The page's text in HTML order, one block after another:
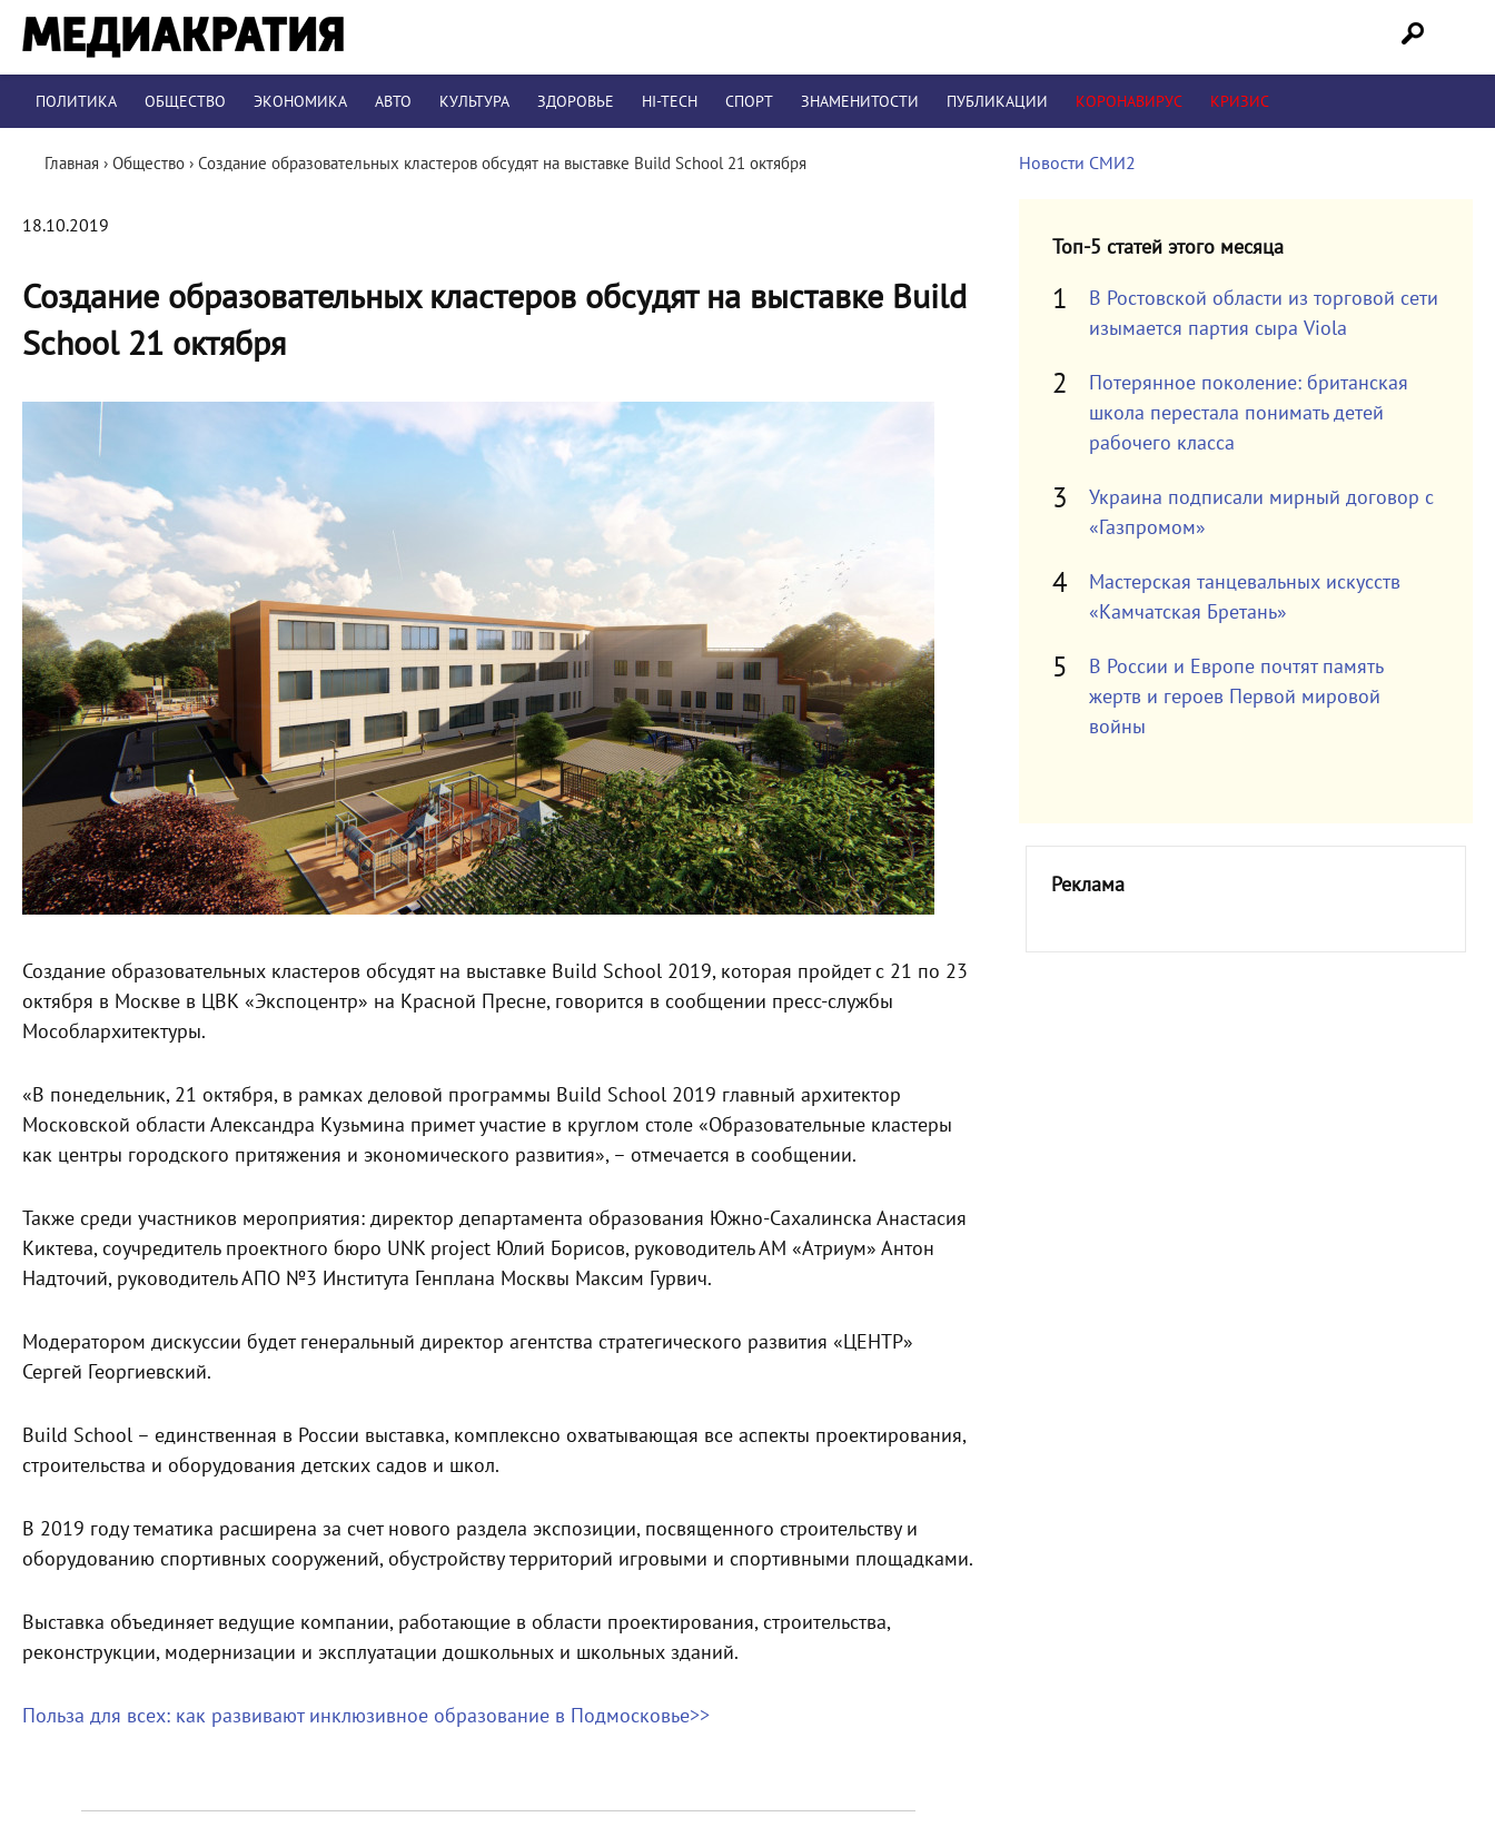
ПОЛИТИКА ОБЩЕСТВО ЭКОНОМИКА АВТО КУЛЬТУРА ЗДОРОВЬЕ HI-TECH СПОРТ ЗНАМЕНИТОСТИ ПУБЛИКАЦИИ КОРОНАВИРУС КРИЗИС
Главная › Общество › Создание образовательных кластеров обсудят на выставке Build School 21 октября
18.10.2019
Создание образовательных кластеров обсудят на выставке Build
School 21 октября
Создание образовательных кластеров обсудят на выставке Build School 2019, которая пройдет с 21 по 23
октября в Москве в ЦВК «Экспоцентр» на Красной Пресне, говорится в сообщении пресс-службы
Мособлархитектуры.
«В понедельник, 21 октября, в рамках деловой программы Build School 2019 главный архитектор
Московской области Александра Кузьмина примет участие в круглом столе «Образовательные кластеры
как центры городского притяжения и экономического развития», – отмечается в сообщении.
Также среди участников мероприятия: директор департамента образования Южно-Сахалинска Анастасия
Киктева, соучредитель проектного бюро UNK project Юлий Борисов, руководитель АМ «Атриум» Антон
Надточий, руководитель АПО №3 Института Генплана Москвы Максим Гурвич.
Модератором дискуссии будет генеральный директор агентства стратегического развития «ЦЕНТР»
Сергей Георгиевский.
Build School – единственная в России выставка, комплексно охватывающая все аспекты проектирования,
строительства и оборудования детских садов и школ.
В 2019 году тематика расширена за счет нового раздела экспозиции, посвященного строительству и
оборудованию спортивных сооружений, обустройству территорий игровыми и спортивными площадками.
Выставка объединяет ведущие компании, работающие в области проектирования, строительства,
реконструкции, модернизации и эксплуатации дошкольных и школьных зданий.
Польза для всех: как развивают инклюзивное образование в Подмосковье>>
Новости СМИ2
Топ-5 статей этого месяца
В Ростовской области из торговой сети
изымается партия сыра Viola
Потерянное поколение: британская
школа перестала понимать детей
рабочего класса
Украина подписали мирный договор с
«Газпромом»
Мастерская танцевальных искусств
«Камчатская Бретань»
В России и Европе почтят память
жертв и героев Первой мировой
войны
Реклама